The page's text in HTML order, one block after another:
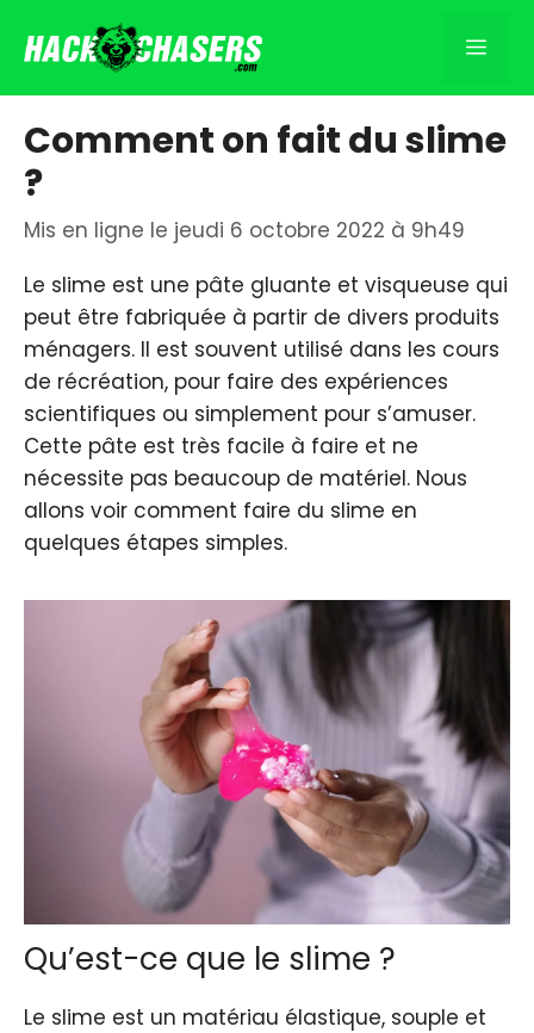
au
Comment on fait du slime
?
Mis en ligne le jeudi 6 octobre 2022 à 9h49
Le slime est une pâte gluante et visqueuse qui
peut être fabriquée à partir de divers produits
ménagers. Il est souvent utilisé dans les cours
de récréation, pour faire des expériences
scientifiques ou simplement pour s’amuser.
Cette pâte est très facile à faire et ne
nécessite pas beaucoup de matériel. Nous
allons voir comment faire du slime en
quelques étapes simples.
Qu’est-ce que le slime ?
Le slime est un matériau élastique, souple et